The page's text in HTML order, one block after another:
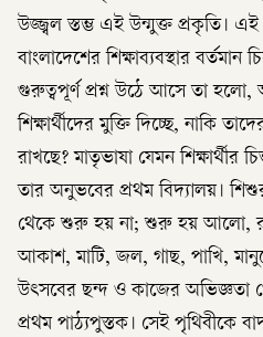
উজ্জ্বল স্তম্ভ এই উন্মুক্ত প্রকৃতি। এই
বাংলাদেশের শিক্ষাব্যবস্থার
গুরুত্বপূর্ণ প্রশ্ন উঠে আসে তা হলো,
শিক্ষার্থীদের মুক্তি দিচ্ছে, নাকি
রাখছে? মাতৃভাষা যেমন শিক্ষার্থীর
তার অনুভবের প্রথম বিদ্যালয়।
থেকে শুরু হয় না; শুরু হয় আলো,
আকাশ, মাটি, জল, গাছ, পাখি,
উৎসবের ছন্দ ও কাজের অভিজ্ঞতা
প্রথম পাঠ্যপুস্তক। সেই পৃথিবীকে